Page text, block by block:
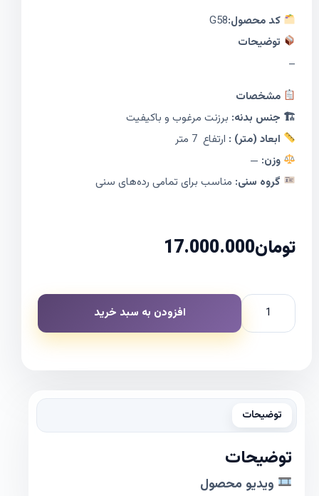
کد محصول:G58
توضیحات
–
مشخصات
🏗 جنس بدنه: برزنت مرغوب و باکیفیت
ابعاد (متر) : ارتفاع 7 متر
وزن: —
گروه سنی: مناسب برای تمامی رده‌های سنی
تومان17.000.000
افزودن به سبد خرید
توضیحات
توضیحات
ویدیو محصول